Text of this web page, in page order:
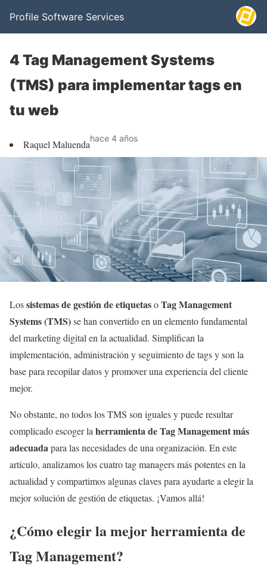
Profile Software Services
4 Tag Management Systems
(TMS) para implementar tags en
tu web
Raquel Maluendahace 4 años
Lossistemas de gestión de etiquetasoTag Management
Systems (TMS)se han convertido en un elemento fundamental
del marketing digital en la actualidad. Simplifican la
implementación, administración y seguimiento de tags y son la
base para recopilar datos y promover una experiencia del cliente
mejor.
No obstante, no todos los TMS son iguales y puede resultar
complicado escoger la herramienta de Tag Management más
adecuadapara las necesidades de una organización. En este
artículo, analizamos los cuatro tag managers más potentes en la
actualidad y compartimos algunas claves para ayudarte a elegir la
mejor solución de gestión de etiquetas. ¡Vamos allá!
¿Cómo elegir la mejor herramienta de
Tag Management?